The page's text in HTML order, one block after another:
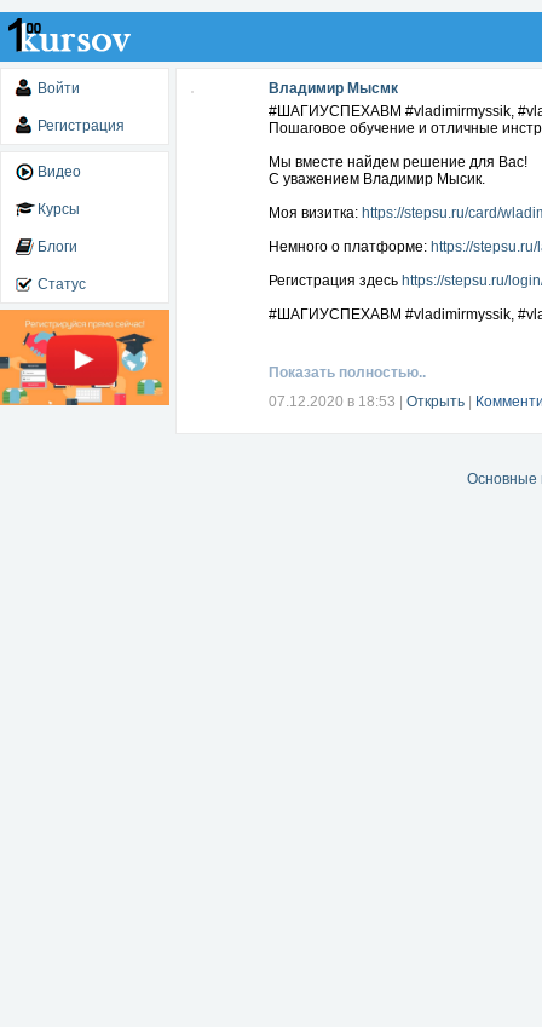
Войти
Регистрация
Видео
Курсы
Блоги
Статус
Владимир Мысмк
#ШАГИУСПЕХАВМ #vladimirmyssik,
Пошаговое обучение и отличные
Мы вместе найдем решение для Вас!
С уважением Владимир Мысик.
Моя визитка: https://stepsu.ru/card/
Немного о платформе: https://
Регистрация здесь https://stepsu.ru/
#ШАГИУСПЕХАВМ #vladimirmyssik,
Показать полностью..
07.12.2020 в 18:53
Открыть
Основные